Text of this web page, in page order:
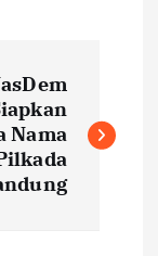
Nama